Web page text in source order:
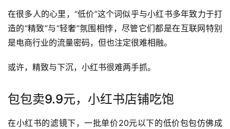
在很多人的心里，“低价”这个词似乎与小红书多年致力于打
造的“精致”与“轻奢”氛围相悖，尽管它们都是在互联网特别
是电商行业的流量密码，但也注定很难相融。
或许，精致与下沉，小红书很难两手抓。
包包卖9.9元，小红书店铺吃饱
在小红书的滤镜下，一批单价20元以下的低价包包仿佛成